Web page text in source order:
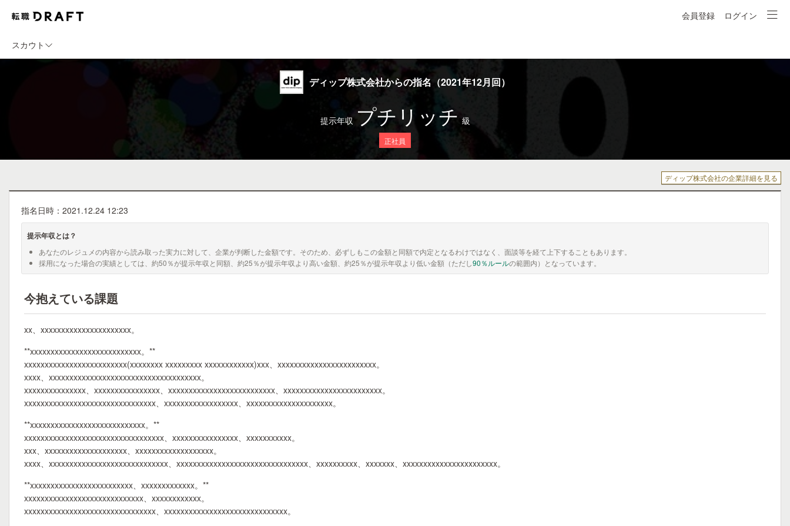
会員登録 ログイン
スカウト
ディップ株式会社からの指名（2021年12月回）
提示年収 プチリッチ 級
正社員
ディップ株式会社の企業詳細を見る
指名日時：2021.12.24 12:23
提示年収とは？
あなたのレジュメの内容から読み取った実力に対して、企業が判断した金額です。そのため、必ずしもこの金額と同額で内定となるわけではなく、面談等を経て上下することもあります。
採用になった場合の実績としては、約50％が提示年収と同額、約25％が提示年収より高い金額、約25％が提示年収より低い金額（ただし90％ルールの範囲内）となっています。
今抱えている課題
xx、xxxxxxxxxxxxxxxxxxxxxx。
**xxxxxxxxxxxxxxxxxxxxxxxxxxx。**
xxxxxxxxxxxxxxxxxxxxxxxxx(xxxxxxxx xxxxxxxxx xxxxxxxxxxxx)xxx、xxxxxxxxxxxxxxxxxxxxxxxx。
xxxx、xxxxxxxxxxxxxxxxxxxxxxxxxxxxxxxxxxxxx。
xxxxxxxxxxxxxxx、xxxxxxxxxxxxxxxx、xxxxxxxxxxxxxxxxxxxxxxxxxx、xxxxxxxxxxxxxxxxxxxxxxxx。
xxxxxxxxxxxxxxxxxxxxxxxxxxxxxxxx、xxxxxxxxxxxxxxxxxx、xxxxxxxxxxxxxxxxxxxxx。
**xxxxxxxxxxxxxxxxxxxxxxxxxxxx。**
xxxxxxxxxxxxxxxxxxxxxxxxxxxxxxxxxx、xxxxxxxxxxxxxxxx、xxxxxxxxxxx。
xxx、xxxxxxxxxxxxxxxxxxxx、xxxxxxxxxxxxxxxxxxx。
xxxx、xxxxxxxxxxxxxxxxxxxxxxxxxxxxx、xxxxxxxxxxxxxxxxxxxxxxxxxxxxxxxx、xxxxxxxxxx、xxxxxxx、xxxxxxxxxxxxxxxxxxxxxxx。
**xxxxxxxxxxxxxxxxxxxxxxxxx、xxxxxxxxxxxxx。**
xxxxxxxxxxxxxxxxxxxxxxxxxxxxx、xxxxxxxxxxxx。
xxxxxxxxxxxxxxxxxxxxxxxxxxxxxxxx、xxxxxxxxxxxxxxxxxxxxxxxxxxxxxx。